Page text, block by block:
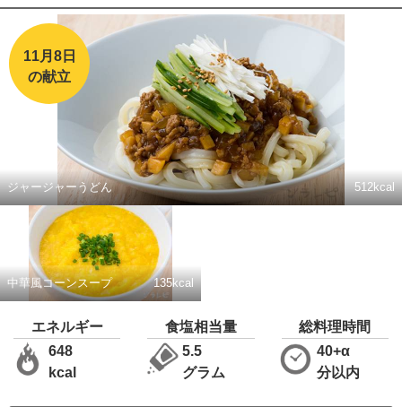
11月8日
の献立
ジャージャーうどん 512kcal
中華風コーンスープ 135kcal
エネルギー
648
kcal
食塩相当量
5.5
グラム
総料理時間
40+α
分以内